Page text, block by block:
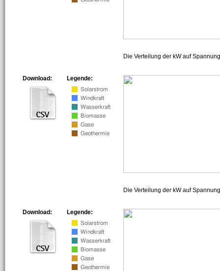
Die Verteilung der kW auf
Legende:
Download:
Die Verteilung der kW auf
Legende:
Download: